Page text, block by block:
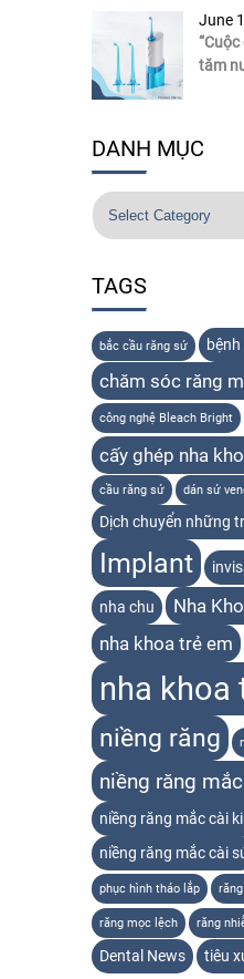
June
tăm
DANH MỤC
TAGS
bắc cầu răng sứ
chăm sóc răng
công nghệ Bleach Bright
cấy ghép nha
cầu răng sứ dán sứ
Dịch chuyển những
Implant
nha chu
Nha
nha khoa trẻ em
nha khoa
niềng răng
niềng răng
niềng răng mắc cài
niềng răng mắc cài
phục hình tháo lắp
răng mọc lệch răng
Dental News
tiêu